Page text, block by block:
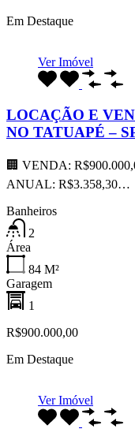
Em Destaque
Ver Imóvel
LOCAÇÃO E
NO TATUAPÉ –
🏢 VENDA:
ANUAL: R$3.358,30…
Banheiros
2
Área
84 M²
Garagem
1
R$900.000,00
Em Destaque
Ver Imóvel